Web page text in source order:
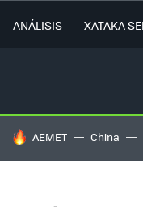
ANÁLISIS XATAKA
HOY SE HABLA DE
AEMET China